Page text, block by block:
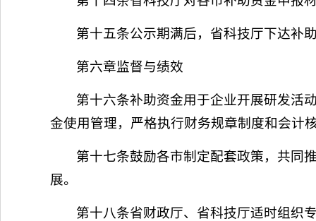
第十五条公示期满后，省科技厅下达补
第六章监督与绩效
第十六条补助资金用于企业开展研发活
金使用管理，严格执行财务规章制度和会计
第十七条鼓励各市制定配套政策，共同
展。
第十八条省财政厅、省科技厅适时组织